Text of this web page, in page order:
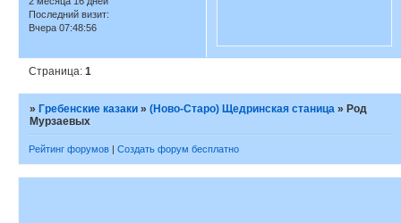
Последний визит:
Вчера 07:48:56
Страница:1
»Гребенские казаки »(Ново-Старо) Щедринская станица »Род
Мурзаевых
Рейтинг форумов Создать форум бесплатно